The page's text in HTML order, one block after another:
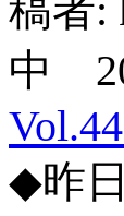
稿者:
中
◆昨